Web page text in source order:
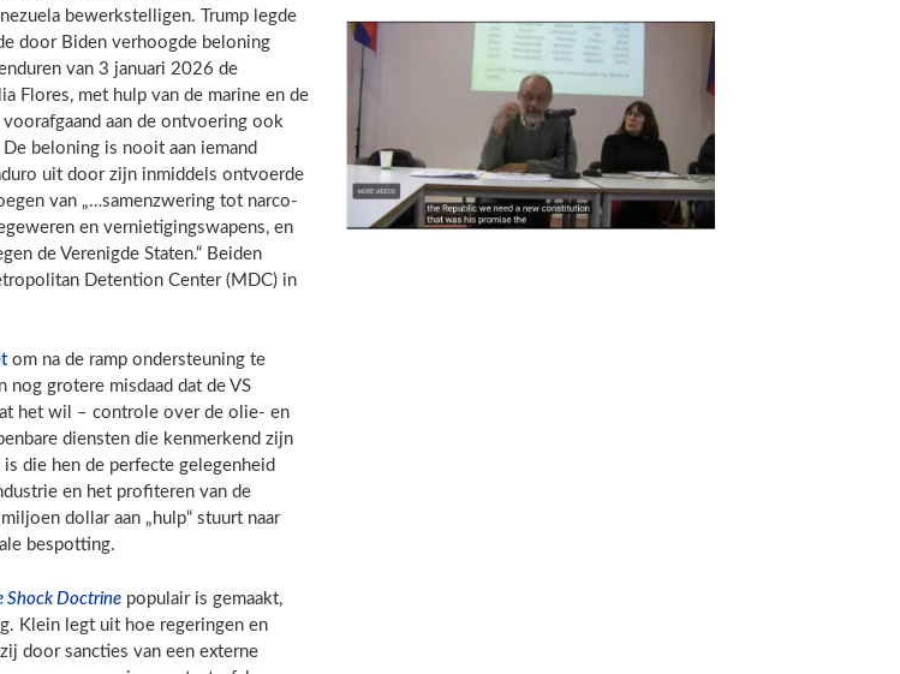
bewerkstelligen. Trump legde
door Biden verhoogde beloning
van 3 januari 2026 de
Flores, met hulp van de marine en de
aan de ontvoering ook
De beloning is nooit aan iemand
uit door zijn inmiddels ontvoerde
van „…samenzwering tot narco-
en vernietigingswapens, en
de Verenigde Staten.“ Beiden
Detention Center (MDC) in
om na de ramp ondersteuning te
nog grotere misdaad dat de VS
het wil – controle over de olie- en
diensten die kenmerkend zijn
die hen de perfecte gelegenheid
en het profiteren van de
dollar aan „hulp“ stuurt naar
bespotting.
Shock Doctrine populair is gemaakt,
Klein legt uit hoe regeringen en
door sancties van een externe